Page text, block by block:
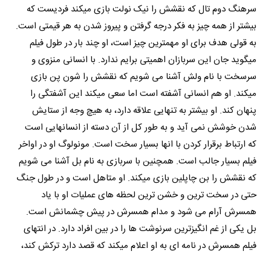
سرهنگ دوم تال که نقشش را نیک نولت بازی میکند فردیست که
بیشتر از همه چیز به فکر درجه گرفتن و پیروز شدن به هر قیمتی است.
به قولی هدف برای او مهمترین چیز است، او چند بار در طول فیلم
میگوید جان این سربازان اهمیتی برایم ندارد. با انسانی منزوی و
سرسخت با نام ولش آشنا می شویم که نقشش را شون پن بازی
میکند. او هم انسانی آشفته است اما سعی میکند این آشفتگی را
پنهان کند. او بیشتر به تنهایی علاقه دارد، به هیچ وجه از ستایش
شدن خوشش نمی آید و به طور کل از آن دسته از انسانهایی است
که ارتباط برقرار کردن با انها بسیار سخت است. مونولوگ او در اواخر
فیلم بسیار جالب است. همچنین با سربازی به نام بل آشنا می شویم
که نقشش را بن چاپلین بازی میکند. او متاهل است و در طول جنگ
حتی در سخت ترین و خشن ترین لحظه های عملیات او با یاد
همسرش آرام می شود و مدام همسرش در پیش چشمانش است.
بل یکی از غم انگیزترین سرنوشت ها را در بین افراد دارد. در انتهای
فیلم همسرش در نامه ای به او اعلام میکند که قصد دارد ترکش کند،